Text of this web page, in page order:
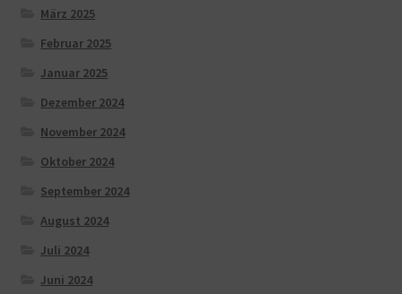
März 2025
Februar 2025
Januar 2025
Dezember 2024
November 2024
Oktober 2024
September 2024
August 2024
Juli 2024
Juni 2024